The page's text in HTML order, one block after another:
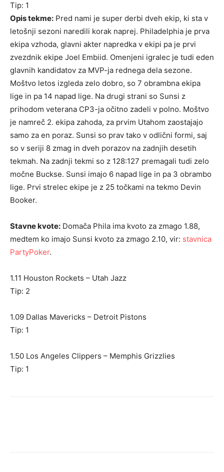
Tip: 1
Opis tekme: Pred nami je super derbi dveh ekip, ki sta v
letošnji sezoni naredili korak naprej. Philadelphia je prva
ekipa vzhoda, glavni akter napredka v ekipi pa je prvi
zvezdnik ekipe Joel Embiid. Omenjeni igralec je tudi eden
glavnih kandidatov za MVP-ja rednega dela sezone.
Moštvo letos izgleda zelo dobro, so 7 obrambna ekipa
lige in pa 14 napad lige. Na drugi strani so Sunsi z
prihodom veterana CP3-ja očitno zadeli v polno. Moštvo
je namreč 2. ekipa zahoda, za prvim Utahom zaostajajo
samo za en poraz. Sunsi so prav tako v odlični formi, saj
so v seriji 8 zmag in dveh porazov na zadnjih desetih
tekmah. Na zadnji tekmi so z 128:127 premagali tudi zelo
močne Buckse. Sunsi imajo 6 napad lige in pa 3 obrambo
lige. Prvi strelec ekipe je z 25 točkami na tekmo Devin
Booker.
Stavne kvote: Domača Phila ima kvoto za zmago 1.88,
medtem ko imajo Sunsi kvoto za zmago 2.10, vir: stavnica
PartyPoker.
1.11 Houston Rockets – Utah Jazz
Tip: 2
1.09 Dallas Mavericks – Detroit Pistons
Tip: 1
1.50 Los Angeles Clippers – Memphis Grizzlies
Tip: 1